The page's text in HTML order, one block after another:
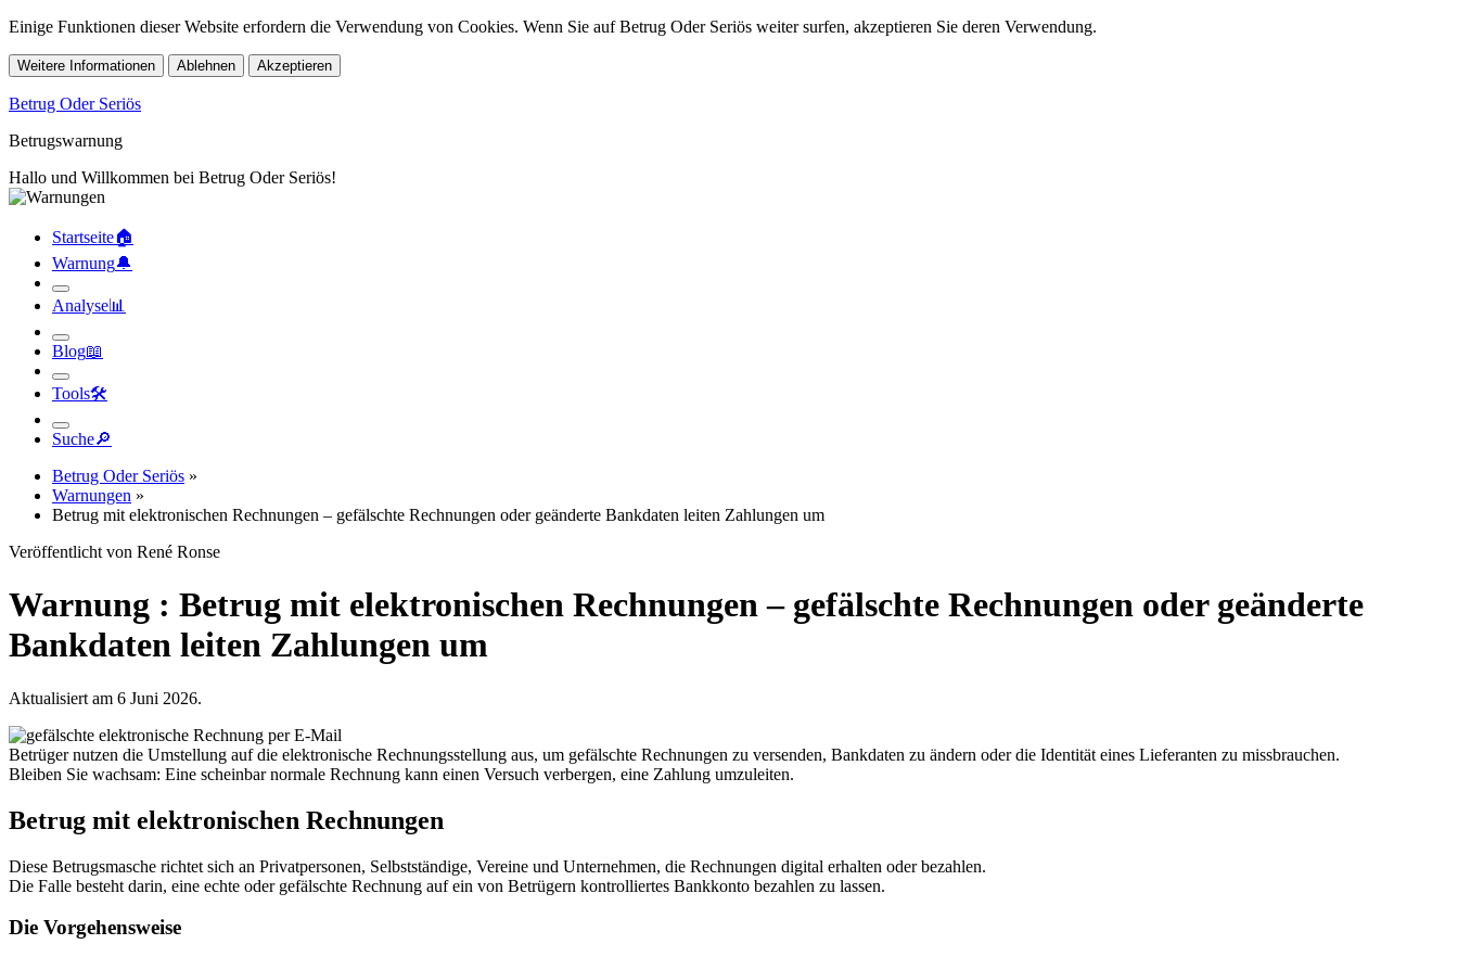
Einige Funktionen dieser Website erfordern die Verwendung von Cookies. Wenn Sie auf Betrug Oder Seriös weiter surfen, akzeptieren Sie deren Verwendung.
Weitere Informationen Ablehnen Akzeptieren
Betrug Oder Seriös
Betrugswarnung
Hallo und Willkommen bei Betrug Oder Seriös!
Startseite🏠︎
Warnung🔔︎
Analyse📊︎
Blog📖︎
Tools🛠︎
Suche🔎︎
Betrug Oder Seriös »
Warnungen »
Betrug mit elektronischen Rechnungen – gefälschte Rechnungen oder geänderte Bankdaten leiten Zahlungen um
Veröffentlicht von René Ronse
Warnung : Betrug mit elektronischen Rechnungen – gefälschte Rechnungen oder geänderte
Bankdaten leiten Zahlungen um
Aktualisiert am 6 Juni 2026.
Betrüger nutzen die Umstellung auf die elektronische Rechnungsstellung aus, um gefälschte Rechnungen zu versenden, Bankdaten zu ändern oder die Identität eines Lieferanten zu missbrauchen.
Bleiben Sie wachsam: Eine scheinbar normale Rechnung kann einen Versuch verbergen, eine Zahlung umzuleiten.
Betrug mit elektronischen Rechnungen
Diese Betrugsmasche richtet sich an Privatpersonen, Selbstständige, Vereine und Unternehmen, die Rechnungen digital erhalten oder bezahlen.
Die Falle besteht darin, eine echte oder gefälschte Rechnung auf ein von Betrügern kontrolliertes Bankkonto bezahlen zu lassen.
Die Vorgehensweise